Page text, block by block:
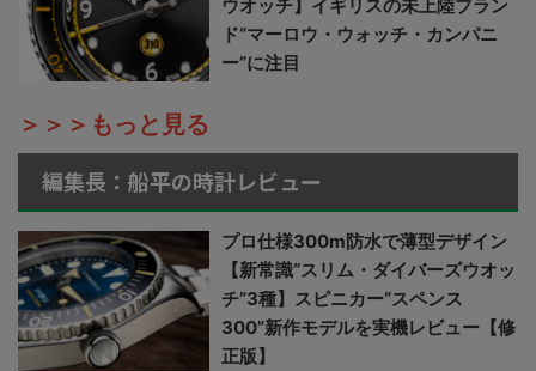
ウオッチ】イギリスの未上陸ブラン
ド“マーロウ・ウォッチ・カンパニ
ー”に注目
＞＞＞もっと見る
編集長：船平の時計レビュー
プロ仕様300m防水で薄型デザイン
【新常識“スリム・ダイバーズウオッ
チ”3種】スピニカー“スペンス
300”新作モデルを実機レビュー【修
正版】